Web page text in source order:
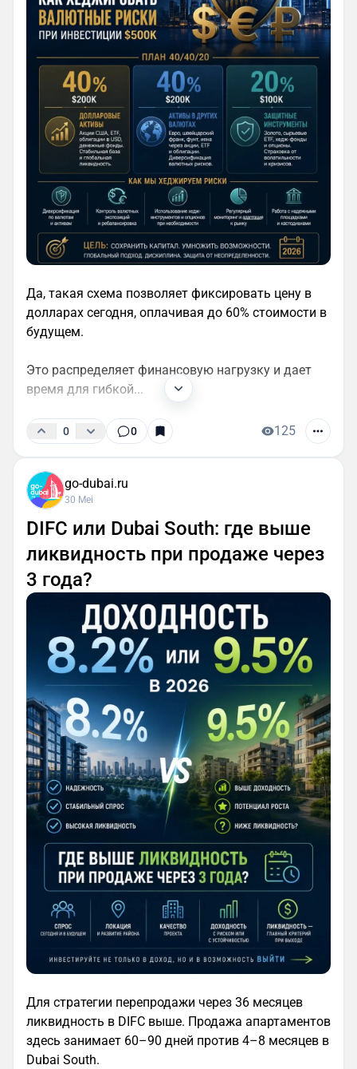
Да, такая схема позволяет фиксировать цену в
долларах сегодня, оплачивая до 60% стоимости в
будущем.
Это распределяет финансовую нагрузку и дает
время для гибкой...
0 0 125
go-dubai.ru
30 Mei
DIFC или Dubai South: где выше
ликвидность при продаже через
3 года?
Для стратегии перепродажи через 36 месяцев
ликвидность в DIFC выше. Продажа апартаментов
здесь занимает 60–90 дней против 4–8 месяцев в
Dubai South.